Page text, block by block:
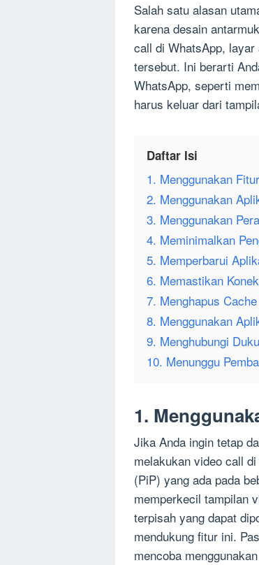
Salah satu alasan
karena desain
call di WhatsApp,
tersebut. Ini berarti
WhatsApp, seperti
harus keluar dari
Daftar Isi
1. Menggunakan
2. Menggunakan
3. Menggunakan
4. Meminimalkan
5. Memperbarui
6. Memastikan
7. Menghapus
8. Menggunakan
9. Menghubungi
10. Menunggu
1.
Jika Anda ingin tetap
melakukan video call
(PiP) yang ada pada
memperkecil tampilan
terpisah yang dapat
mendukung fitur ini.
mencoba